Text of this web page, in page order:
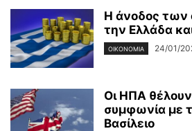
Η άνοδος των
την Ελλάδα
ΟΙΚΟΝΟΜΊΑ 24/01/
Οι ΗΠΑ
συμφωνία με
Βασίλειο